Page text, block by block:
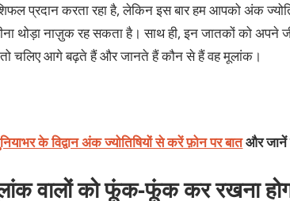
प्रदान करता रहा है, लेकिन इस बार हम आपको अंक
थोड़ा नाज़ुक रह सकता है। साथ ही, इन जातकों को अपने
चलिए आगे बढ़ते हैं और जानते हैं कौन से हैं वह मूलांक।
के विद्वान अंक ज्योतिषियों से करें फ़ोन पर बातऔर जानें
वालों को फूंक-फूंक कर रखना